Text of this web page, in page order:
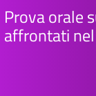
Prova orale
affrontati